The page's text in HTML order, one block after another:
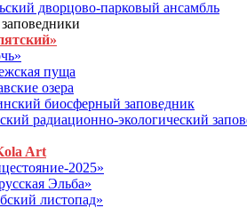
дворцово-парковый ансамбль
пуща
озера
биосферный заповедник
радиационно-экологический
Art
2025»
Эльба»
листопад»